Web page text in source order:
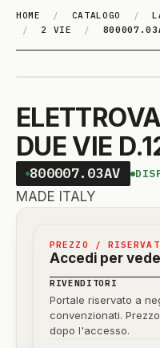
HOME / CATALOGO /
/
2 VIE /
DUE VIE
800007.03AV
MADE ITALY
PREZZO /
Accedi per
RIVENDITORI
Portale riservato a
convenzionati.
dopo l'accesso.